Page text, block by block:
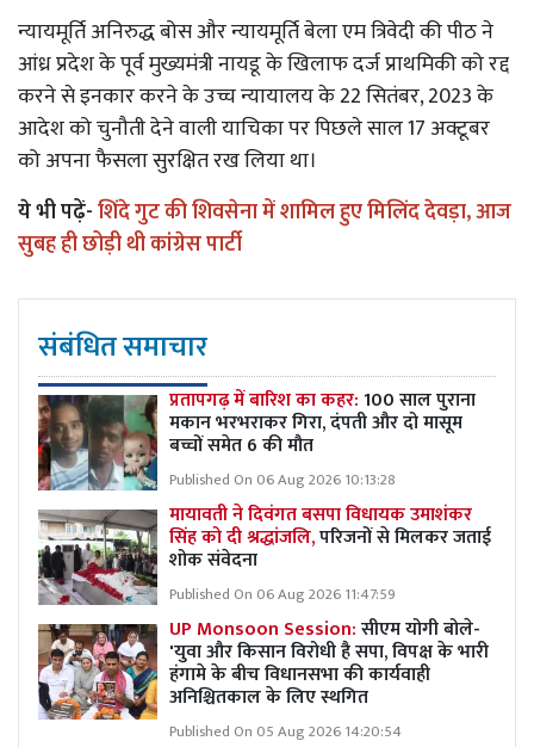
न्यायमूर्ति अनिरुद्ध बोस और न्यायमूर्ति बेला एम त्रिवेदी की पीठ ने
आंध्र प्रदेश के पूर्व मुख्यमंत्री नायडू के खिलाफ दर्ज प्राथमिकी को रद्द
करने से इनकार करने के उच्च न्यायालय के 22 सितंबर, 2023 के
आदेश को चुनौती देने वाली याचिका पर पिछले साल 17 अक्टूबर
को अपना फैसला सुरक्षित रख लिया था।
ये भी पढ़ें-शिंदे गुट की शिवसेना में शामिल हुए मिलिंद देवड़ा, आज
सुबह ही छोड़ी थी कांग्रेस पार्टी
संबंधित समाचार
प्रतापगढ़ में बारिश का कहर:100 साल पुराना
मकान भरभराकर गिरा, दंपती और दो मासूम
बच्चों समेत 6 की मौत
Published On 06 Aug 2026 10:13:28
मायावती ने दिवंगत बसपा विधायक उमाशंकर
सिंह को दी श्रद्धांजलि,परिजनों से मिलकर जताई
शोक संवेदना
Published On 06 Aug 2026 11:47:59
UP Monsoon Session:सीएम योगी बोले-
'युवा और किसान विरोधी है सपा, विपक्ष के भारी
हंगामे के बीच विधानसभा की कार्यवाही
अनिश्चितकाल के लिए स्थगित
Published On 05 Aug 2026 14:20:54